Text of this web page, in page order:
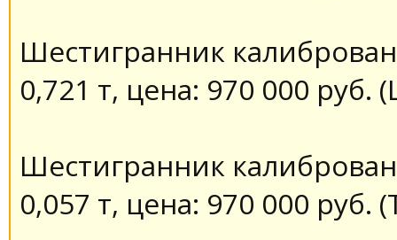
Шестигранник
0,721 т, цена: 970 000 руб.
Шестигранник
0,057 т, цена: 970 000 руб.